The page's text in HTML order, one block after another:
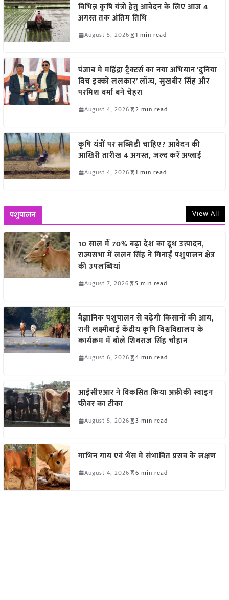
विभिन्न कृषि यंत्रों हेतु आवेदन के लिए आज 4
अगस्त तक अंतिम तिथि
August 5, 2026 1 min read
पंजाब में महिंद्रा ट्रैक्टर्स का नया अभियान ‘दुनिया
विच इक्को ललकार’ लॉन्च, सुखबीर सिंह और
परमिश वर्मा बने चेहरा
August 4, 2026 2 min read
कृषि यंत्रों पर सब्सिडी चाहिए? आवेदन की
आखिरी तारीख 4 अगस्त, जल्द करें अप्लाई
August 4, 2026 1 min read
पशुपालन View All
10 साल में 70% बढ़ा देश का दूध उत्पादन,
राज्यसभा में ललन सिंह ने गिनाईं पशुपालन क्षेत्र
की उपलब्धियां
August 7, 2026 5 min read
वैज्ञानिक पशुपालन से बढ़ेगी किसानों की आय,
रानी लक्ष्मीबाई केंद्रीय कृषि विश्वविद्यालय के
कार्यक्रम में बोले शिवराज सिंह चौहान
August 6, 2026 4 min read
आईसीएआर ने विकसित किया अफ्रीकी स्वाइन
फीवर का टीका
August 5, 2026 3 min read
गाभिन गाय एवं भैंस में संभावित प्रसव के लक्षण
August 4, 2026 6 min read